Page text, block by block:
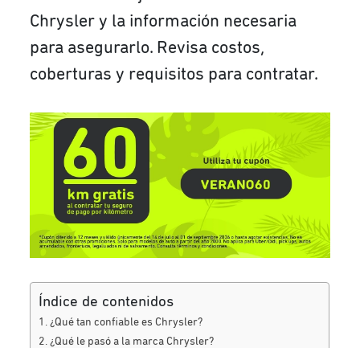
Chrysler y la información necesaria
para asegurarlo. Revisa costos,
coberturas y requisitos para contratar.
Índice de contenidos
¿Qué tan confiable es Chrysler?
¿Qué le pasó a la marca Chrysler?